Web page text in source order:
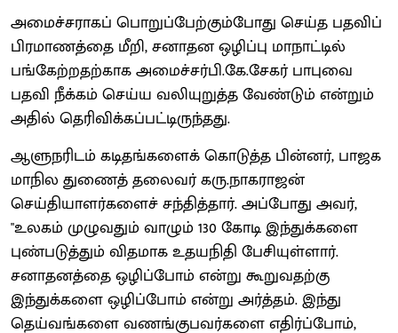
அமைச்சராகப் பொறுப்பேற்கும்போது செய்த பதவிப்
பிரமாணத்தை மீறி, சனாதன ஒழிப்பு மாநாட்டில்
பங்கேற்றதற்காக அமைச்சர்பி.கே.சேகர் பாபுவை
பதவி நீக்கம் செய்ய வலியுறுத்த வேண்டும் என்றும்
அதில் தெரிவிக்கப்பட்டிருந்தது.
ஆளுநரிடம் கடிதங்களைக் கொடுத்த பின்னர், பாஜக
மாநில துணைத் தலைவர் கரு.நாகராஜன்
செய்தியாளர்களைச் சந்தித்தார். அப்போது அவர்,
"உலகம் முழுவதும் வாழும் 130 கோடி இந்துக்களை
புண்படுத்தும் விதமாக உதயநிதி பேசியுள்ளார்.
சனாதனத்தை ஒழிப்போம் என்று கூறுவதற்கு
இந்துக்களை ஒழிப்போம் என்று அர்த்தம். இந்து
தெய்வங்களை வணங்குபவர்களை எதிர்ப்போம்,